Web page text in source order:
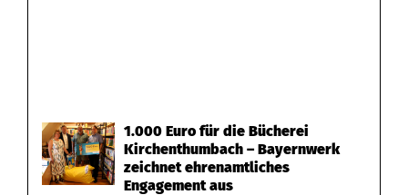
1.000 Euro für die Bücherei
Kirchenthumbach – Bayernwerk
zeichnet ehrenamtliches
Engagement aus